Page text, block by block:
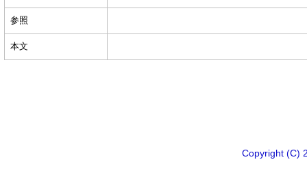
参照
本文
Copyright (C)